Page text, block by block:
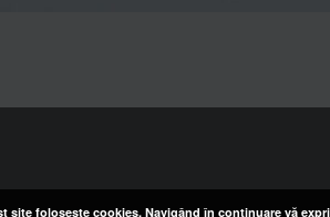
site foloseşte cookies. Navigând în continuare vă